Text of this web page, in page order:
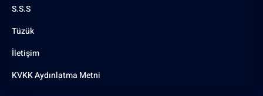
S.S.S
Tüzük
İletişim
KVKK Aydınlatma Metni